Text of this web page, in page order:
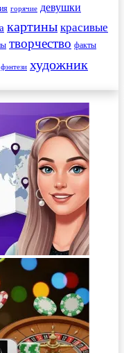
горячие девушки
картины красивые
творчество факты
фэнтези художник